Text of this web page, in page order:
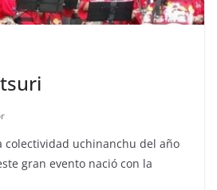
colectividad uchinanchu del año
gran evento nació con la